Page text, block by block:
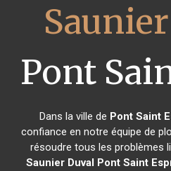
Pont
Dans la ville de Pont Saint
confiance en notre équipe de
résoudre tous les problèmes
Saunier Duval Pont Saint